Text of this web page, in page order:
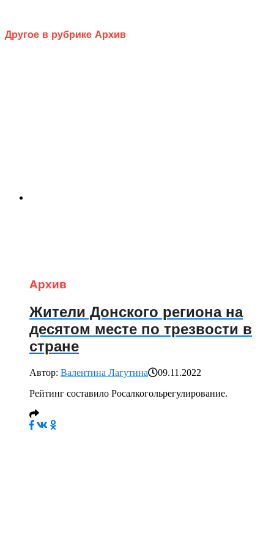
Другое в рубрике Архив
Архив
Жители Донского региона на
десятом месте по трезвости в
стране
Автор: Валентина Лагутина
09.11.2022
Рейтинг составило Росалкогольрегулирование.